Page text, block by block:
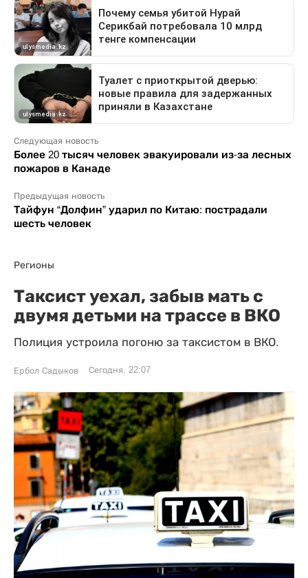
Следующая новость
Более 20 тысяч человек эвакуировали из-за лесных
пожаров в Канаде
Предыдущая новость
Тайфун “Долфин” ударил по Китаю: пострадали
шесть человек
Регионы
Таксист уехал, забыв мать с
двумя детьми на трассе в ВКО
Полиция устроила погоню за таксистом в ВКО.
Ербол Садыков Сегодня, 22:07